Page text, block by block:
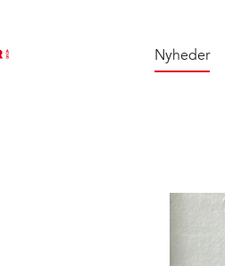
Nyheder